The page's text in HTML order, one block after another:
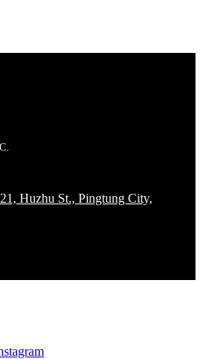
Huzhu St., Pingtung City,